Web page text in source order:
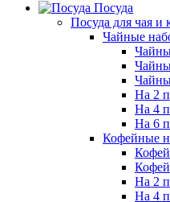
Посуда
Посуда для чая и
Чайные
На 2
На 4
На 6
Кофейные
На 2
На 4